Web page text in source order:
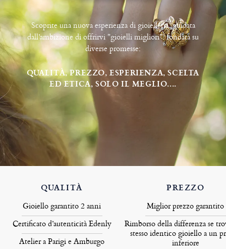
Scoprite una nuova esperienza di gioielleria, guidata
dall’ambizione di offrirvi "gioielli migliori", fondata su
diverse promesse:
QUALITÀ, PREZZO, ESPERIENZA, SCELTA
ED ETICA, SOLO IL MEGLIO....
QUALITÀ
Gioiello garantito 2 anni
Certificato d’autenticità Edenly
Atelier a Parigi e Amburgo
PREZZO
Miglior prezzo garantito
Rimborso della differenza se
stesso identico gioiello a un
inferiore